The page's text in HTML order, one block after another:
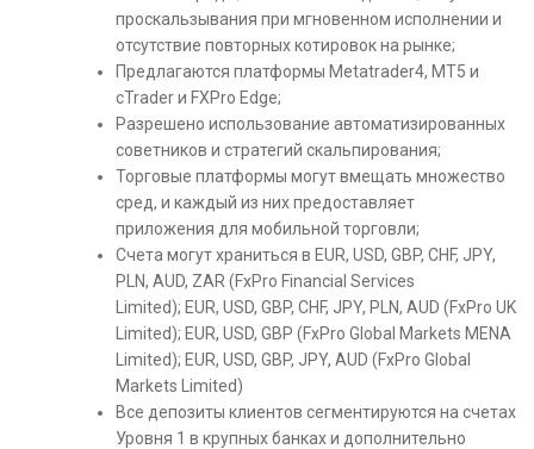
проскальзывания при мгновенном исполнении и
отсутствие повторных котировок на рынке;
Предлагаются платформы Metatrader4, MT5 и
cTrader и FXPro Edge;
Разрешено использование автоматизированных
советников и стратегий скальпирования;
Торговые платформы могут вмещать множество
сред, и каждый из них предоставляет
приложения для мобильной торговли;
Счета могут храниться в EUR, USD, GBP, CHF, JPY,
PLN, AUD, ZAR (FxPro Financial Services
Limited); EUR, USD, GBP, CHF, JPY, PLN, AUD (FxPro UK
Limited); EUR, USD, GBP (FxPro Global Markets MENA
Limited); EUR, USD, GBP, JPY, AUD (FxPro Global
Markets Limited)
Все депозиты клиентов сегментируются на счетах
Уровня 1 в крупных банках и дополнительно